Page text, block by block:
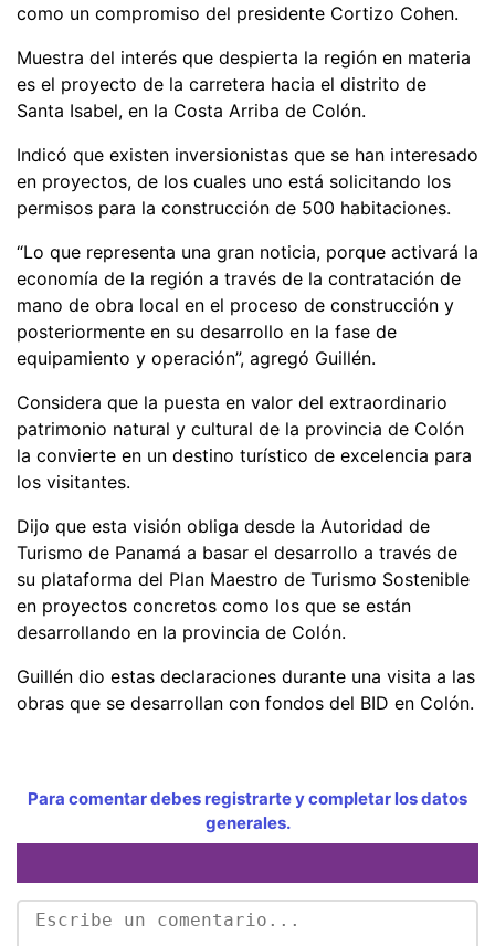
como un compromiso del presidente Cortizo Cohen.
Muestra del interés que despierta la región en materia
es el proyecto de la carretera hacia el distrito de
Santa Isabel, en la Costa Arriba de Colón.
Indicó que existen inversionistas que se han interesado
en proyectos, de los cuales uno está solicitando los
permisos para la construcción de 500 habitaciones.
“Lo que representa una gran noticia, porque activará la
economía de la región a través de la contratación de
mano de obra local en el proceso de construcción y
posteriormente en su desarrollo en la fase de
equipamiento y operación”, agregó Guillén.
Considera que la puesta en valor del extraordinario
patrimonio natural y cultural de la provincia de Colón
la convierte en un destino turístico de excelencia para
los visitantes.
Dijo que esta visión obliga desde la Autoridad de
Turismo de Panamá a basar el desarrollo a través de
su plataforma del Plan Maestro de Turismo Sostenible
en proyectos concretos como los que se están
desarrollando en la provincia de Colón.
Guillén dio estas declaraciones durante una visita a las
obras que se desarrollan con fondos del BID en Colón.
Para comentar debes registrarte y completar los datos
generales.